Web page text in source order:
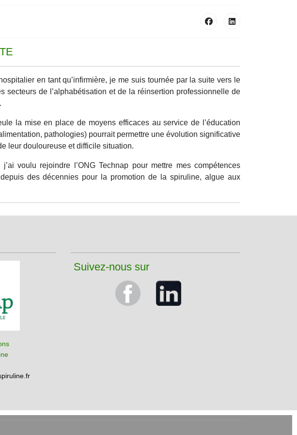
en tant qu’infirmière, je me suis tournée par la suite vers le
secteurs de l’alphabétisation et de la réinsertion professionnelle de
la mise en place de moyens efficaces au service de l’éducation
pathologies) pourrait permettre une évolution significative
leur douloureuse et difficile situation.
voulu rejoindre l’ONG Technap pour mettre mes compétences
des décennies pour la promotion de la spiruline, algue aux
Suivez-nous sur